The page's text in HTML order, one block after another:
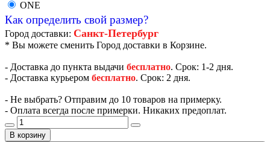
ONE
Как определить свой размер?
Город доставки: Санкт-Петербург
* Вы можете сменить Город доставки в Корзине.
- Доставка до пункта выдачи бесплатно. Срок: 1-2 дня.
- Доставка курьером бесплатно. Срок: 2 дня.
- Не выбрать? Отправим до 10 товаров на примерку.
- Оплата всегда после примерки. Никаких предоплат.
В корзину